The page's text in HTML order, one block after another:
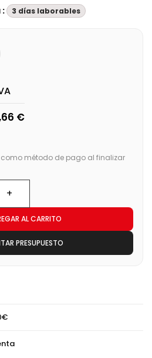
:
3 días laborables
€
método de pago al finalizar
AL CARRITO
PRESUPUESTO